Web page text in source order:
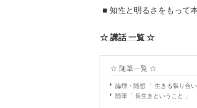
■ 知性と明るさをもって
☆ 講話 一覧 ☆
☆ 随筆一覧 ☆
論壇・随想 「 生きる張り合い
随筆「 長生きということ 」